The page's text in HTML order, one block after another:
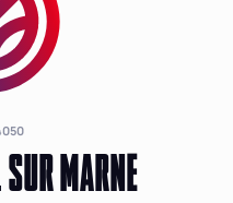
MARNE